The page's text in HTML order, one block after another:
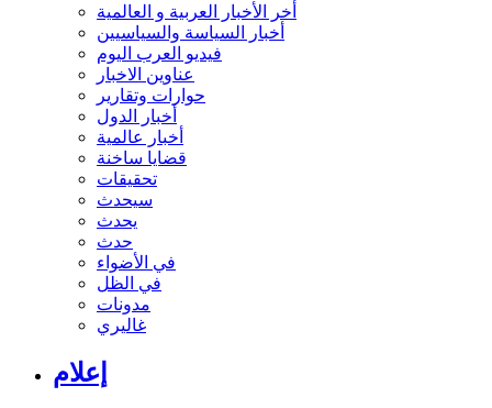
أخر الأخبار العربية و العالمية
أخبار السياسة والسياسيين
فيديو العرب اليوم
عناوين الاخبار
حوارات وتقارير
أخبار الدول
أخبار عالمية
قضايا ساخنة
تحقيقات
سيحدث
يحدث
حدث
في الأضواء
في الظل
مدونات
غاليري
إعلام